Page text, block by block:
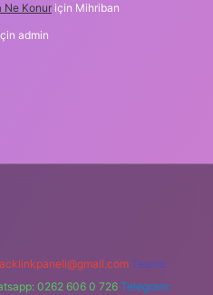
Ne Konur için Mihriban
admin
Teams:
0262 606 0 726 Telegram: